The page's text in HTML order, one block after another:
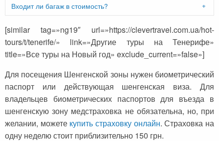
Входит ли багаж в стоимость?
[similar tag=»ng19″ url=»https://clevertravel.com.ua/hot-
tours/t/tenerife/» link=»Другие туры на Тенерифе»
title=»Все туры на Новый год» exclude_current=»false»]
Для посещения Шенгенской зоны нужен биометрический
паспорт или действующая шенгенская виза. Для
владельцев биометрических паспортов для въезда в
шенгенскую зону медстраховка не обязательна, но, при
желании, можете купить страховку онлайн. Страховка на
одну неделю стоит приблизительно 150 грн.